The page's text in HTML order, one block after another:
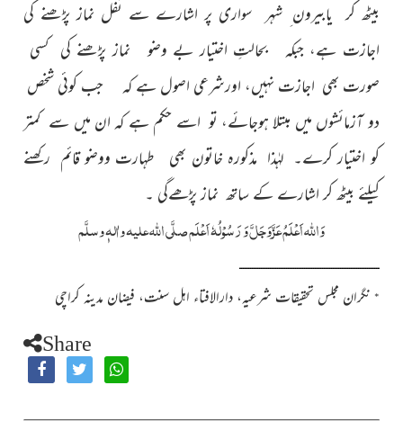
بیٹھ کر یابیرون ِ شہر سواری پر اشارے سے نفل نماز پڑھنے کی
اجازت ہے، جبکہ بحالتِ اختیار بے وضو نماز پڑھنے کی کسی
صورت بھی اجازت نہیں، اورشرعی اصول ہے کہ جب کوئی شخص
دو آزمائشوں میں مبتلا ہوجائے، تو اسے حکم ہے کہ ان میں سے کمتر
کو اختیار کرے۔ لہٰذا مذکورہ خاتون بھی طہارت ووضو قائم رکھنے
کیلئے بیٹھ کر اشارے کے ساتھ نماز پڑھےگی ۔
وَاللہ اَعْلَمُ عَزَّوَجَلَّ وَ رَسُوْلُہٗ اَعْلَم صلَّی اللہ علیہ واٰلہٖ وسلَّم
ــــــــــــــــــــــــــــــــــــــــــــــــــــــــــــــــــــــــــــــ
* نگران مجلس تحقیقات شرعیہ، دارالافتاء اہل سنت، فیضان مدینہ کراچی
Share